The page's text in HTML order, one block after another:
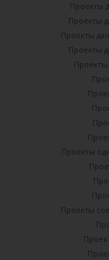
Проекты
Проекты
Проекты
Проекты
Проекты
Проекты